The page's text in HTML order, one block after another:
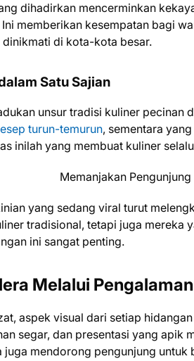
dihadirkan mencerminkan
Ini memberikan kesempatan bagi
dinikmati di kota-kota besar.
Satu Sajian
unsur tradisi kuliner pecinan
turun-temurun, sementara
inilah yang membuat kuliner
yang sedang viral turut
tradisional, tetapi juga mereka
ini sangat penting.
Melalui
aspek visual dari setiap
segar, dan presentasi yang apik
juga mendorong pengunjung untuk